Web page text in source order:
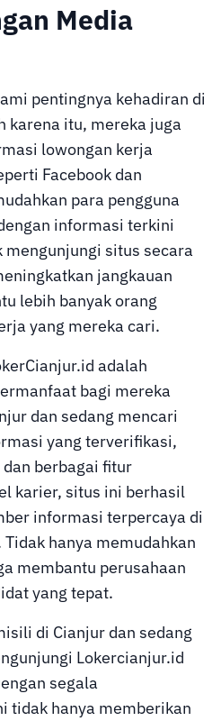
Media
pentingnya kehadiran di
karena itu, mereka juga
lowongan kerja
Facebook dan
para pengguna
informasi terkini
situs secara
jangkauan
lebih banyak orang
yang mereka cari.
adalah
bagi mereka
dan sedang mencari
yang terverifikasi,
berbagai fitur
karier, situs ini berhasil
informasi terpercaya di
hanya memudahkan
membantu perusahaan
yang tepat.
di Cianjur dan sedang
Lokercianjur.id
segala
tidak hanya memberikan